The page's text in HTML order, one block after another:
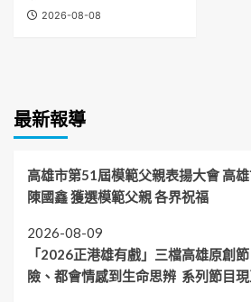
2026-08-08
最新報導
高雄市第51屆模範父親表揚大會 高
陳國鑫 獲選模範父親 各界祝福
2026-08-09
「2026正港雄有戲」三檔高雄原創
險、都會情感到生命思辨 系列節目